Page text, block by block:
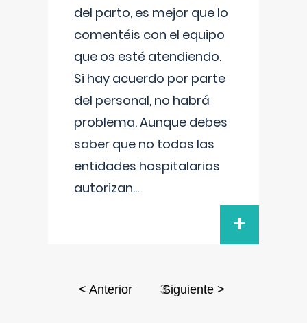
del parto, es mejor que lo
comentéis con el equipo
que os esté atendiendo.
Si hay acuerdo por parte
del personal, no habrá
problema. Aunque debes
saber que no todas las
entidades hospitalarias
autorizan...
+
< Anterior 3Siguiente >